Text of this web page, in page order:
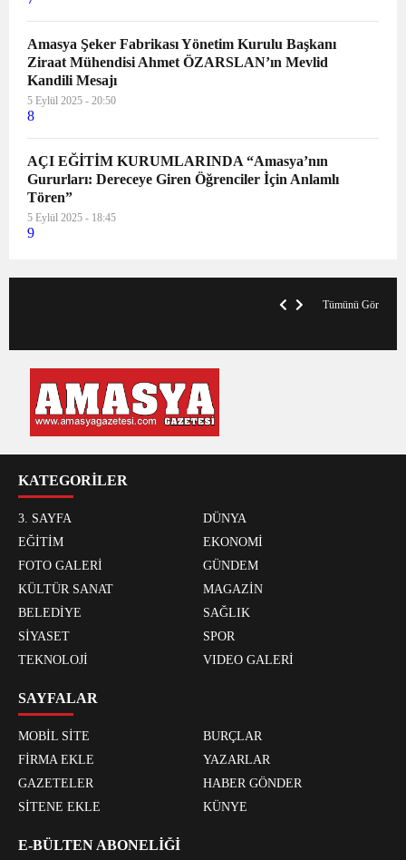
Amasya Şeker Fabrikası Yönetim Kurulu Başkanı
Ziraat Mühendisi Ahmet ÖZARSLAN’ın Mevlid
Kandili Mesajı
5 Eylül 2025 - 20:50
8
AÇI EĞİTİM KURUMLARINDA “Amasya’nın
Gururları: Dereceye Giren Öğrenciler İçin Anlamlı
Tören”
5 Eylül 2025 - 18:45
9
Tümünü Gör
KATEGORİLER
3. SAYFA
DÜNYA
EĞİTİM
EKONOMİ
FOTO GALERİ
GÜNDEM
KÜLTÜR SANAT
MAGAZİN
BELEDİYE
SAĞLIK
SİYASET
SPOR
TEKNOLOJİ
VIDEO GALERİ
SAYFALAR
MOBİL SİTE
BURÇLAR
FİRMA EKLE
YAZARLAR
GAZETELER
HABER GÖNDER
SİTENE EKLE
KÜNYE
E-BÜLTEN ABONELİĞİ